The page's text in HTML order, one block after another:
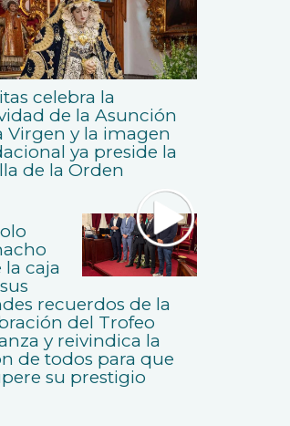
celebra la
de la Asunción
Virgen y la imagen
ya preside la
de la Orden
la caja
recuerdos de la
del Trofeo
y reivindica la
de todos para que
su prestigio